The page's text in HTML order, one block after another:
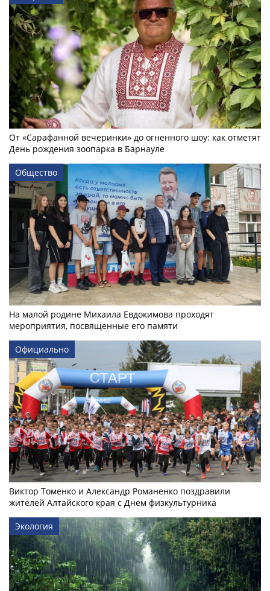
От «Сарафанной вечеринки» до огненного шоу: как отметят
День рождения зоопарка в Барнауле
Общество
На малой родине Михаила Евдокимова проходят
мероприятия, посвященные его памяти
Официально
Виктор Томенко и Александр Романенко поздравили
жителей Алтайского края с Днем физкультурника
Экология